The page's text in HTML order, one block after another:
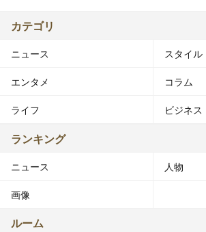
カテゴリ
ニュース スタイル
エンタメ コラム
ライフ ビジネス
ランキング
ニュース 人物
画像
ルーム